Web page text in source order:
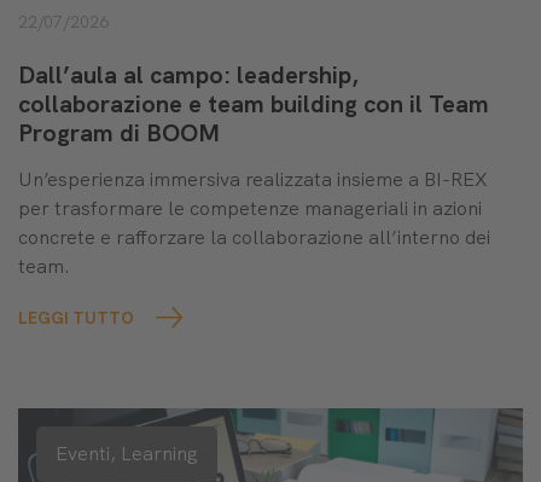
22/07/2026
Dall’aula al campo: leadership,
collaborazione e team building con il Team
Program di BOOM
Un’esperienza immersiva realizzata insieme a BI-REX
per trasformare le competenze manageriali in azioni
concrete e rafforzare la collaborazione all’interno dei
team.
LEGGI TUTTO
Eventi, Learning